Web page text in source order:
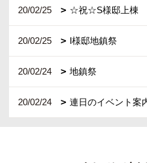
20/02/25 ☆祝☆S様邸上棟
20/02/25 I様邸地鎮祭
20/02/24 地鎮祭
20/02/24 連日のイベント案